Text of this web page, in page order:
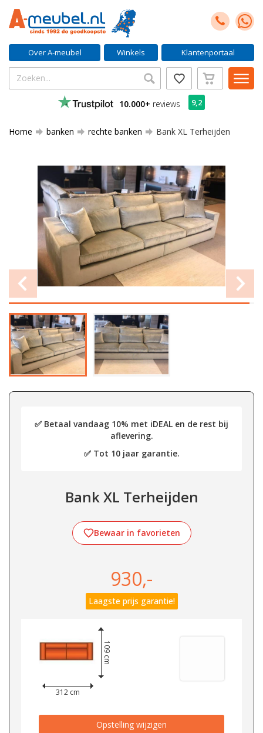
Over A-meubel Winkels Klantenportaal
10.000+ reviews 9,2
Home banken rechte banken Bank XL Terheijden
✅ Betaal vandaag 10% met iDEAL en de rest bij
aflevering.
✅ Tot 10 jaar garantie.
Bank XL Terheijden
Bewaar in favorieten
930,-
Laagste prijs garantie!
312 cm
109 cm
Opstelling wijzigen